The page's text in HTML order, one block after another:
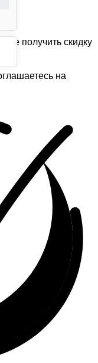
получить скидку
на